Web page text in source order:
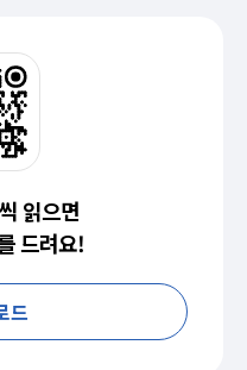
읽으면
드려요!
드